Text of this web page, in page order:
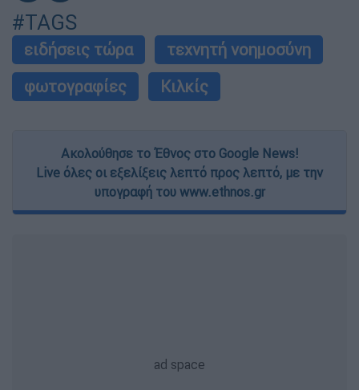
#TAGS
ειδήσεις τώρα
τεχνητή νοημοσύνη
φωτογραφίες
Κιλκίς
Ακολούθησε το Έθνος στο Google News!
Live όλες οι εξελίξεις λεπτό προς λεπτό, με την
υπογραφή του www.ethnos.gr